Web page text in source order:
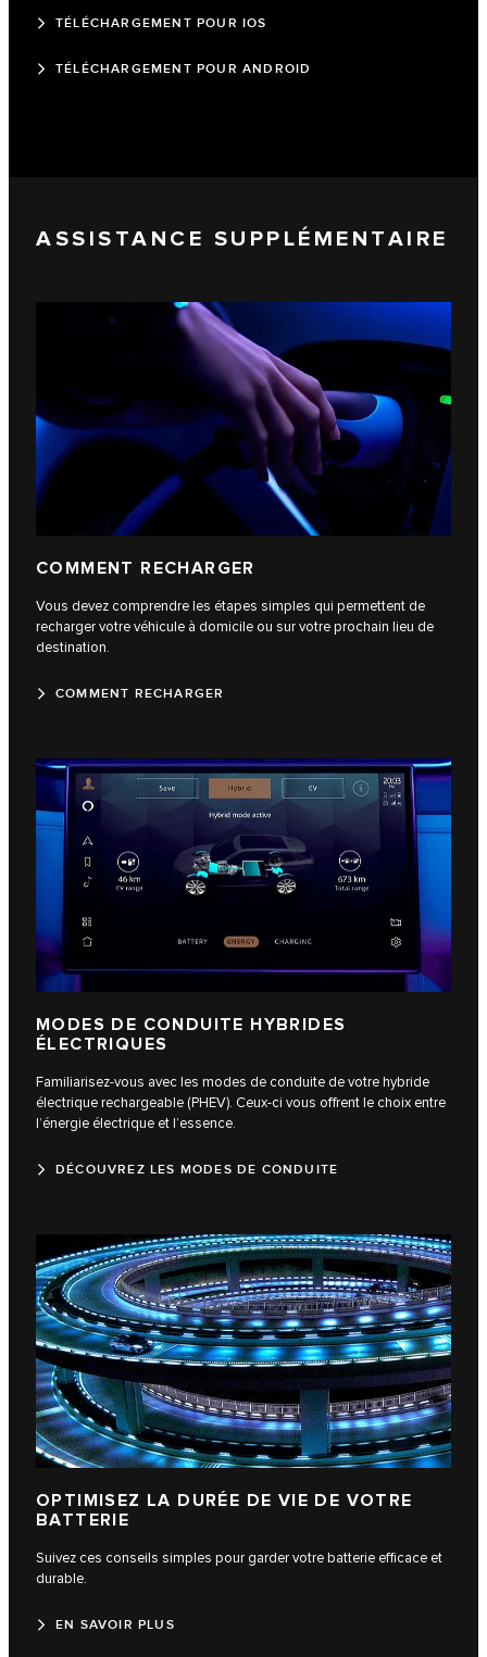
TÉLÉCHARGEMENT POUR IOS
TÉLÉCHARGEMENT POUR ANDROID
ASSISTANCE SUPPLÉMENTAIRE
COMMENT RECHARGER
Vous devez comprendre les étapes simples qui permettent de
recharger votre véhicule à domicile ou sur votre prochain lieu de
destination.
COMMENT RECHARGER
MODES DE CONDUITE HYBRIDES
ÉLECTRIQUES
Familiarisez-vous avec les modes de conduite de votre hybride
électrique rechargeable (PHEV). Ceux-ci vous offrent le choix entre
l’énergie électrique et l’essence.
DÉCOUVREZ LES MODES DE CONDUITE
OPTIMISEZ LA DURÉE DE VIE DE VOTRE
BATTERIE
Suivez ces conseils simples pour garder votre batterie efficace et
durable.
EN SAVOIR PLUS